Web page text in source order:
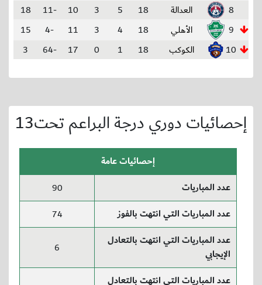
8
العدالة 18
5
3
10
-11
18
9
الأهلي 18
4
3
11
-4
15
10
الكوكب 18
1
0
17
-64
3
إحصائيات دوري درجة البراعم تحت13
إحصائيات عامة
عدد المباريات
90
عدد المباريات التي انتهت بالفوز 74
عدد المباريات التي انتهت بالتعادل
الإيجابي
6
عدد المباريات التي انتهت بالتعادل